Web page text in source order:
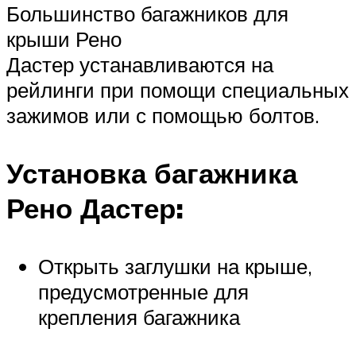
Большинство багажников для
крыши Рено
Дастер устанавливаются на
рейлинги при помощи специальных
зажимов или с помощью болтов.
Установка багажника
Рено Дастер:
Открыть заглушки на крыше,
предусмотренные для
крепления багажника